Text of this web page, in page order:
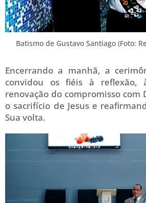
Batismo de Gustavo Santiago (Foto:
Encerrando a manhã, a
convidou os fiéis à reflexão,
renovação do compromisso com
o sacrifício de Jesus e
Sua volta.